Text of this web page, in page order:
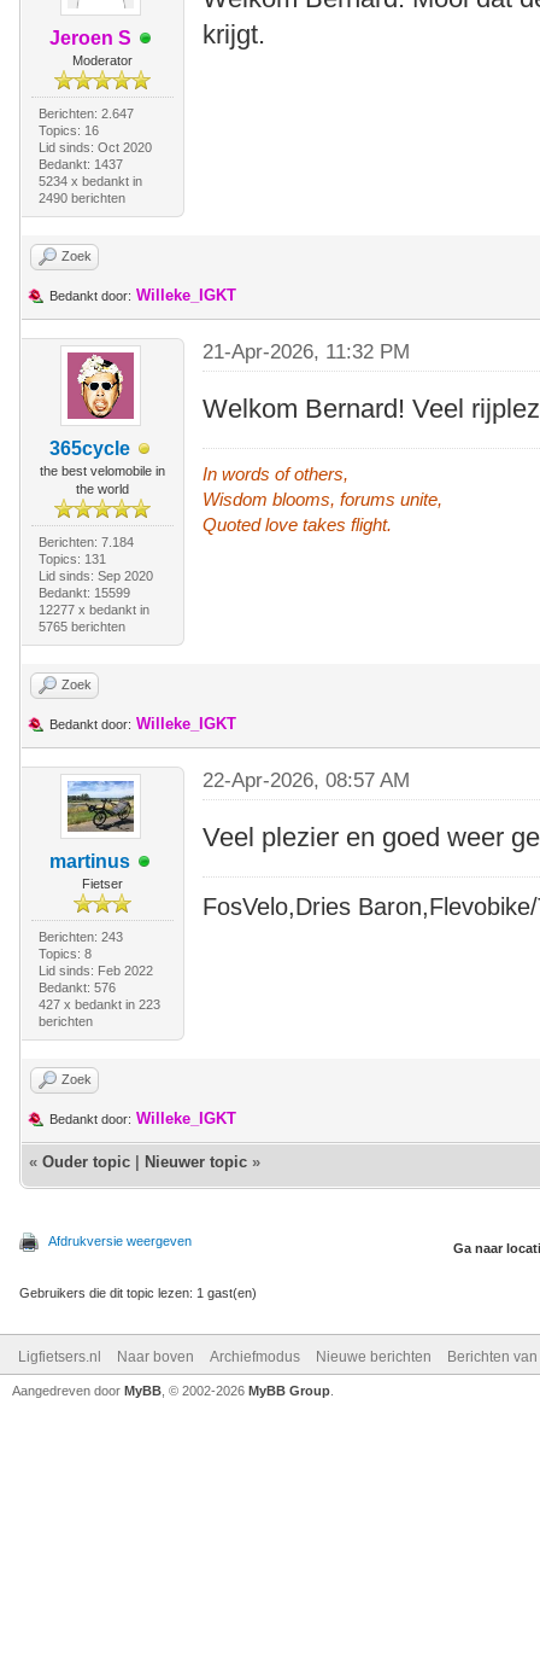
Jeroen S
Moderator
Berichten: 2.647
Topics: 16
Lid sinds: Oct 2020
Bedankt: 1437
5234 x bedankt in
2490 berichten
krijgt.
Zoek
Bedankt door: Willeke_IGKT
365cycle
the best velomobile in
the world
Berichten: 7.184
Topics: 131
Lid sinds: Sep 2020
Bedankt: 15599
12277 x bedankt in
5765 berichten
21-Apr-2026, 11:32 PM
Welkom Bernard! Veel
In words of others,
Wisdom blooms, forums unite,
Quoted love takes flight.
Zoek
Bedankt door: Willeke_IGKT
martinus
Fietser
Berichten: 243
Topics: 8
Lid sinds: Feb 2022
Bedankt: 576
427 x bedankt in 223
berichten
22-Apr-2026, 08:57 AM
Veel plezier en goed weer
FosVelo,Dries
Zoek
Bedankt door: Willeke_IGKT
« Ouder topic Nieuwer topic »
Afdrukversie weergeven Ga naar
Gebruikers die dit topic lezen: 1 gast(en)
Ligfietsers.nl Naar boven Archiefmodus Nieuwe berichten Berichten
Aangedreven door MyBB , © 2002-2026 MyBB Group